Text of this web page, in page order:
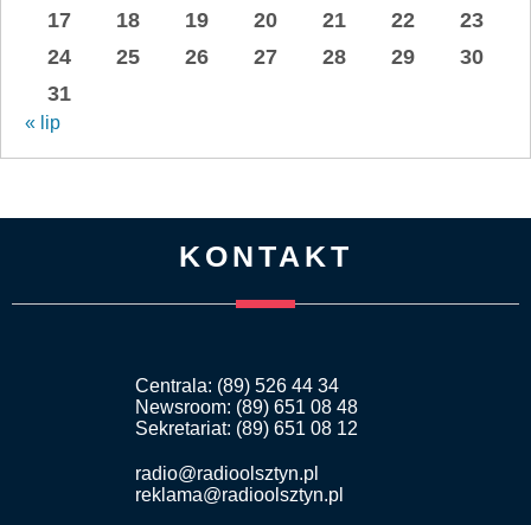
17
18 19 20 21 22
23
24
25 26 27 28 29
30
31
« lip
KONTAKT
Centrala: (89) 526 44 34
Newsroom: (89) 651 08 48
Sekretariat: (89) 651 08 12
radio@radioolsztyn.pl
reklama@radioolsztyn.pl